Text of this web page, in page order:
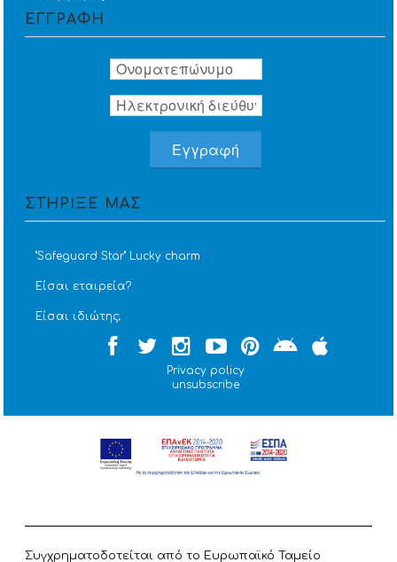
ΕΓΓΡΑΦΗ
ΣΤΗΡΙΞΕ ΜΑΣ
''Safeguard Star'' Lucky charm
Είσαι εταιρεία?
Είσαι ιδιώτης;
Privacy policy
unsubscribe
Συγχρηματοδοτείται από το Ευρωπαϊκό Ταμείο